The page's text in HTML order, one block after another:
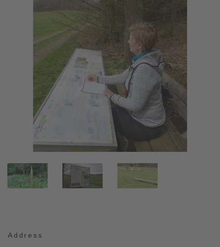
Address